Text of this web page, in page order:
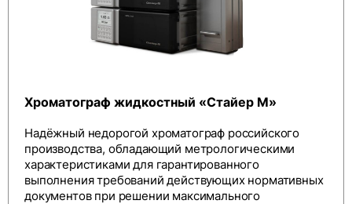
Хроматограф жидкостный «Стайер М»
Надёжный недорогой хроматограф российского
производства, обладающий метрологическими
характеристиками для гарантированного
выполнения требований действующих нормативных
документов при решении максимального